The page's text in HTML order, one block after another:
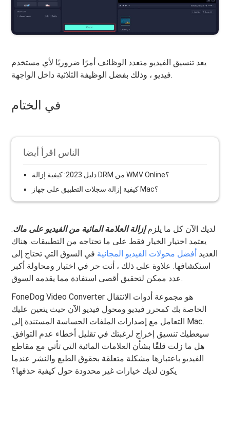
يعد تنسيق الفيديو متعدد الوظائف أمرًا ضروريًا لأي مستخدم
فيديو ، وذلك بفضل الوظيفة الثلاثية داخل الواجهة.
في الختام
الناس اقرأ أيضا
دليل 2023: كيفية إزالة DRM من WMV Online؟
كيفية إزالة سجلات التطبيق على جهاز Mac؟
لديك الآن كل ما يلزمإزالة العلامة المائية من الفيديو على ماك.
يعتمد اختيار الخيار فقط على ما تحتاجه من التطبيقات. هناك
العديد أفضل محولات الفيديو المجانية في السوق التي تحتاج إلى
استكشافها. علاوة على ذلك ، أنت حر في اختبار ومحاولة أكبر
عدد ممكن لتحقيق أقصى استفادة مما يقدمه السوق.
FoneDog Video Converter هو مجموعة أدوات الانتقال
الخاصة بك كمحرر فيديو ومحول فيديو الآن حيث يتعين عليك
التعامل مع إصدارات الملفات الحساسة المستندة إلى Mac.
سيعطيك تنسيق إخراج لرغبتك في تقليل أخطاء عدم التوافق.
هل ما زلت قلقًا بشأن العلامات المائية التي تأتي مع مقاطع
الفيديو باعتبارها مشكلة متعلقة بحقوق الطبع والنشر عندما
يكون لديك خيارات غير محدودة حول كيفية حذفها؟